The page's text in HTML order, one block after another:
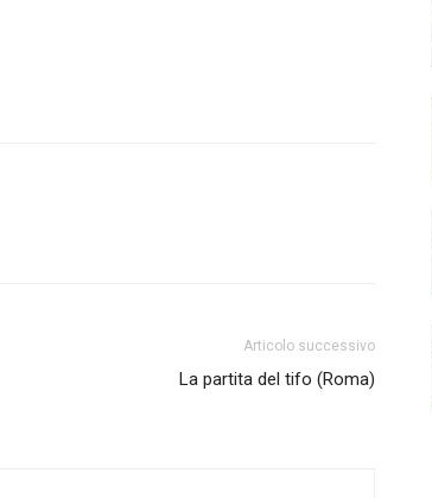
Articolo successivo
La partita del tifo (Roma)